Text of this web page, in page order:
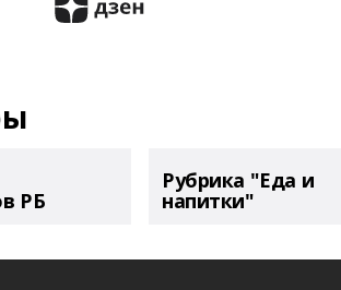
РБ
Рубрика "Еда и
напитки"